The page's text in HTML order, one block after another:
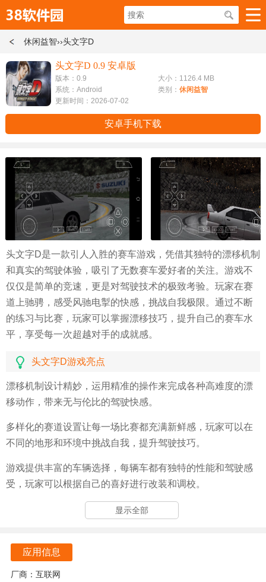
休闲益智››头文字D
头文字D 0.9 安卓版
版本：0.9
大小：1126.4 MB
系统：Android
类别： 休闲益智
更新时间：2026-07-02
安卓手机下载
头文字D是一款引人入胜的赛车游戏，凭借其独特的漂移机制
和真实的驾驶体验，吸引了无数赛车爱好者的关注。游戏不
仅仅是简单的竞速，更是对驾驶技术的极致考验。玩家在赛
道上驰骋，感受风驰电掣的快感，挑战自我极限。通过不断
的练习与比赛，玩家可以掌握漂移技巧，提升自己的赛车水
平，享受每一次超越对手的成就感。
头文字D游戏亮点
漂移机制设计精妙，运用精准的操作来完成各种高难度的漂
移动作，带来无与伦比的驾驶快感。
多样化的赛道设置让每一场比赛都充满新鲜感，玩家可以在
不同的地形和环境中挑战自我，提升驾驶技巧。
游戏提供丰富的车辆选择，每辆车都有独特的性能和驾驶感
受，玩家可以根据自己的喜好进行改装和调校。
实时的天气变化和昼夜交替系统，增加了比赛的复杂性和趣
头文字D入门指南
1、入弯操作
显示全部
应用信息
厂商：互联网